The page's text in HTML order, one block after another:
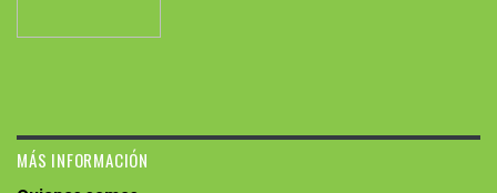
MÁS INFORMACIÓN